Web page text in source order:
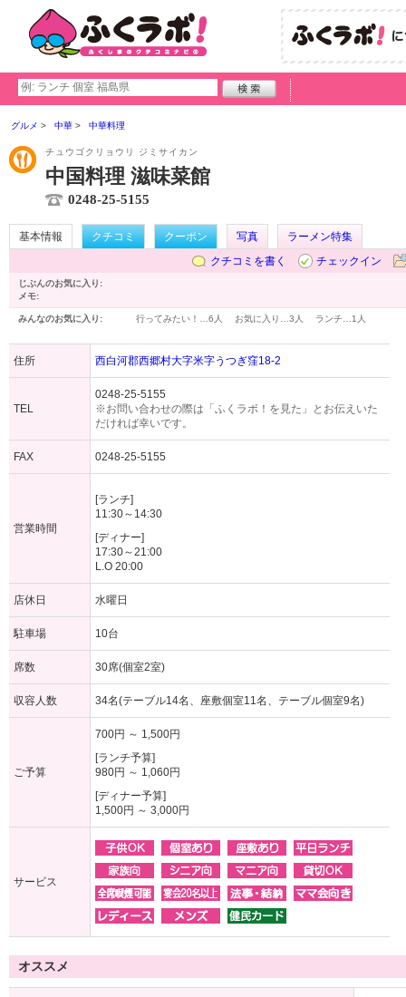
グルメ 中華 中華料理
チュウゴクリョウリ ジミサイカン
中国料理 滋味菜館
0248-25-5155
基本情報 クチコミ クーポン 写真
ラーメン特集
クチコミを書く
チェックイン
じぶんのお気に入り:
メモ:
みんなのお気に入り: 行ってみたい！… 6人 お気に入り… 3人 ランチ… 1人
住所 西白河郡西郷村大字米字うつぎ窪18-2
TEL
0248-25-5155
※お問い合わせの際は「ふくラボ！を見た」とお伝えいた
だければ幸いです。
FAX 0248-25-5155
営業時間
[ランチ]
11:30～14:30
[ディナー]
17:30～21:00
L.O 20:00
店休日 水曜日
駐車場 10台
席数 30席(個室2室)
収容人数 34名(テーブル14名、座敷個室11名、テーブル個室9名)
ご予算
700円 ～ 1,500円
[ランチ予算]
980円 ～ 1,060円
[ディナー予算]
1,500円 ～ 3,000円
サービス
オススメ